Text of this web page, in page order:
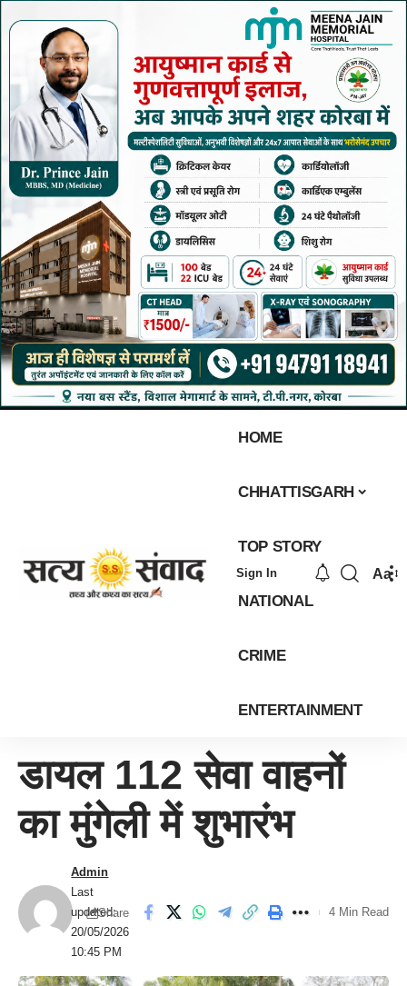
HOME
CHHATTISGARH
TOP STORY
NATIONAL
CRIME
ENTERTAINMENT
Sign In Aa
डायल 112 सेवा वाहनों
का मुंगेली में शुभारंभ
Last
updated:
20/05/2026
10:45 PM
Admin
Share 4 Min Read